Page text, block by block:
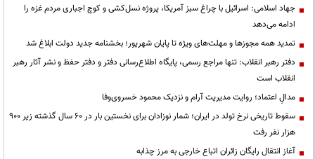
جهاد اسلامی: اسرائیل با چراغ سبز آمریکا، پروژه نسل‌کشی و کوچ اجباری مردم غزه را
ادامه می‌دهد
تمدید همه مجوزها و مهلت‌های ویژه تا پایان شهریور؛ بخشنامه جدید دولت ابلاغ شد
دفتر رهبر انقلاب: تنها مراجع رسمی، پایگاه اطلاع‌رسانی دفتر و دفتر حفظ و نشر آثار رهبر
انقلاب است
مدالِ اعتماد؛ روایت مدیریت آرام و نزدیک محمود خسروی‌وفا
سقوط تاریخی نرخ تولد در ایران؛ شمار نوزادان برای نخستین بار در ۶۰ سال گذشته زیر ۹۰۰
هزار نفر رفت
آغاز انتقال رایگان زائران اتباع خارجی به مرز چذابه